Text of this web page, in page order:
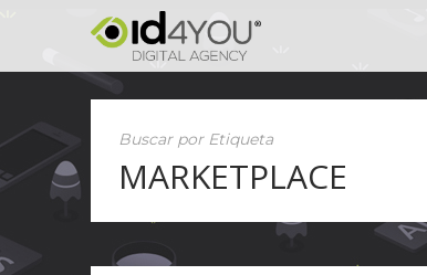
Buscar por Etiqueta
MARKETPLACE